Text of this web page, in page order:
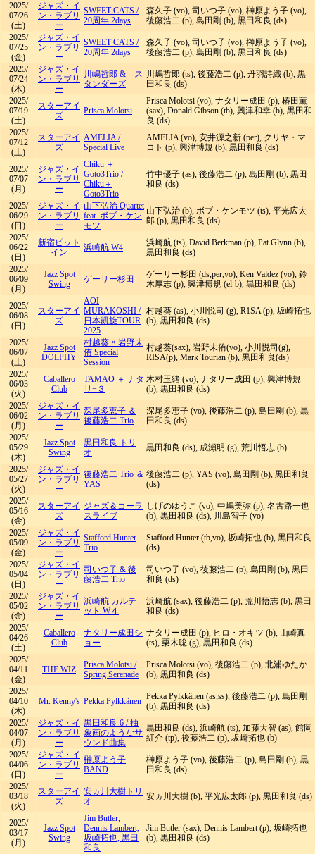
2025/
07/26
(土)
ジャズ・イ
ン・ラブリ
ー
SWEET CATS /
20周年 2days
森久子 (vo), 司いつ子 (vo), 榊原よう子 (vo),
後藤浩二 (p), 島田剛 (b), 黒田和良 (ds)
2025/
07/25
(金)
ジャズ・イ
ン・ラブリ
ー
SWEET CATS /
20周年 2days
森久子 (vo), 司いつ子 (vo), 榊原よう子 (vo),
後藤浩二 (p), 島田剛 (b), 黒田和良 (ds)
2025/
07/24
(木)
ジャズ・イ
ン・ラブリ
ー
川嶋哲郎 & ス
タンダーズ
川嶋哲郎 (ts), 後藤浩二 (p), 丹羽詩織 (b), 黒
田和良 (ds)
2025/
07/19
(土)
スターアイ
ズ
Prisca Molotsi
Prisca Molotsi (vo), ナタリー成田 (p), 椿田薫
(sax), Donald Gibson (tb), 興津和幸 (b), 黒田和
良 (ds)
2025/
07/12
(土)
スターアイ
ズ
AMELIA/
Special Live
AMELIA (vo), 安井源之新 (per), クリヤ・マ
コト (p), 興津博規 (b), 黒田和良 (ds)
2025/
07/07
(月)
ジャズ・イ
ン・ラブリ
ー
Chiku ＋
Goto3Trio /
Chiku＋
Goto3Trio
竹中優子 (as), 後藤浩二 (p), 島田剛 (b), 黒田
和良 (ds)
2025/
06/29
(日)
ジャズ・イ
ン・ラブリ
ー
山下弘治 Quartet
feat. ボブ・ケン
モツ
山下弘治 (b), ボブ・ケンモツ (ts), 平光広太
郎 (p), 黒田和良 (ds)
2025/
06/22
(日)
新宿ピット
イン
浜崎航 W4
浜崎航 (ts), David Berkman (p), Pat Glynn (b),
黒田和良 (ds)
2025/
06/09
(月)
Jazz Spot
Swing
ゲーリー杉田
ゲーリー杉田 (ds,per,vo), Ken Valdez (vo), 鈴
木厚志 (p), 興津博規 (el-b), 黒田和良 (ds)
2025/
06/08
(日)
スターアイ
ズ
AOI
MURAKOSHI /
日本凱旋TOUR
2025
村越葵 (as), 小川悦司 (g), R1SA (p), 坂崎拓也
(b), 黒田和良 (ds)
2025/
06/07
(土)
Jazz Spot
DOLPHY
村越葵 × 岩野未
侑 Special
Session
村越葵(sax), 岩野未侑(vo), 小川悦司(g),
RISA(p), Mark Tourian (b), 黒田和良(ds)
2025/
06/03
(火)
Caballero
Club
TAMAO ＋ ナタ
リ−３
木村玉緒 (vo), ナタリー成田 (p), 興津博規
(b), 黒田和良 (ds)
2025/
06/02
(月)
ジャズ・イ
ン・ラブリ
ー
深尾多恵子 ＆
後藤浩二 Trio
深尾多恵子 (vo), 後藤浩二 (p), 島田剛 (b), 黒
田和良 (ds)
2025/
05/29
(木)
Jazz Spot
Swing
黒田和良 トリ
オ
黒田和良 (ds), 成瀬明 (g), 荒川悟志 (b)
2025/
05/27
(火)
ジャズ・イ
ン・ラブリ
ー
後藤浩二 Trio ＆
YAS
後藤浩二 (p), YAS (vo), 島田剛 (b), 黒田和良
(ds)
2025/
05/16
(金)
スターアイ
ズ
ジャズ＆コーラ
スライブ
しげのゆうこ (vo), 中嶋美弥 (p), 名古路一也
(b), 黒田和良 (ds), 川島智子 (vo)
2025/
05/09
(金)
ジャズ・イ
ン・ラブリ
ー
Stafford Hunter
Trio
Stafford Hunter (tb,vo), 坂崎拓也 (b), 黒田和良
(ds)
2025/
05/04
(日)
ジャズ・イ
ン・ラブリ
ー
司いつ子 & 後
藤浩二 Trio
司いつ子 (vo), 後藤浩二 (p), 島田剛 (b), 黒田
和良 (ds)
2025/
05/02
(金)
ジャズ・イ
ン・ラブリ
ー
浜崎航 カルテ
ット W４
浜崎航 (sax), 後藤浩二 (p), 荒川悟志 (b), 黒田
和良 (ds)
2025/
04/26
(土)
Caballero
Club
ナタリー成田シ
ョー
ナタリー成田 (p), ヒロ・オキツ (b), 山崎真
(ts), 栗木聡 (g), 黒田和良 (ds)
2025/
04/11
(金)
THE WIZ Prisca Molotsi /
Spring Serenade
Prisca Molotsi (vo), 後藤浩二 (p), 北浦ゆたか
(b), 黒田和良 (ds)
2025/
04/10
(木)
Mr. Kenny's Pekka Pylkkänen Pekka Pylkkänen (as,ss), 後藤浩二 (p), 島田剛
(b), 黒田和良 (ds)
2025/
04/07
(月)
ジャズ・イ
ン・ラブリ
ー
黒田和良 6 /抽
象画のようなサ
ウンド曲集
黒田和良 (ds), 浜崎航 (ts), 加藤大智 (as), 館岡
紅介 (tp), 後藤浩二 (p), 坂崎拓也 (b)
2025/
04/06
(日)
ジャズ・イ
ン・ラブリ
ー
榊原よう子
BAND
榊原よう子 (vo), 後藤浩二 (p), 島田剛 (b), 黒
田和良 (ds)
2025/
03/18
(火)
スターアイ
ズ
安ヵ川大樹トリ
オ
安ヵ川大樹 (b), 平光広太郎 (p), 黒田和良 (ds)
2025/
03/17
(月)
Jazz Spot
Swing
Jim Butler,
Dennis Lambert,
坂崎拓也, 黒田
和良
Jim Butler (sax), Dennis Lambert (p), 坂崎拓也
(b), 黒田和良 (ds)